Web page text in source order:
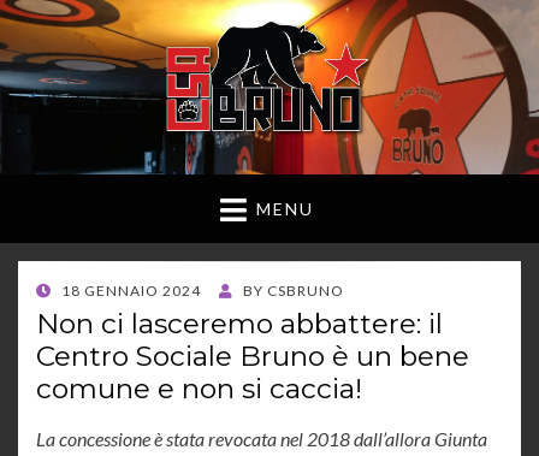
MENU
POSTED
ON
18 GENNAIO 2024 BY CSBRUNO
Non ci lasceremo abbattere: il
Centro Sociale Bruno è un bene
comune e non si caccia!
La concessione è stata revocata nel 2018 dall’allora Giunta